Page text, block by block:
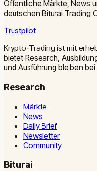
Öffentliche Märkte, News
deutschen Biturai Trading
Trustpilot
Krypto-Trading ist mit
bietet Research,
und Ausführung bleiben bei
Research
Märkte
News
Daily Brief
Newsletter
Community
Biturai